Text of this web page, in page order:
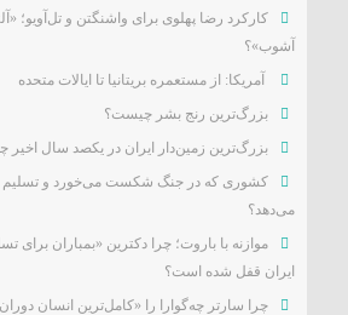
کارکرد رضا پهلوی برای واشنگتن و تل‌آویو؛
آشوب»؟
آمریکا: از مستعمره بریتانیا تا ایالات متحده
بزرگ‌ترین رنج بشر چیست؟
بزرگ‌ترین زمین‌دار ایران در یکصد سال اخیر
کشوری که در جنگ شکست می‌خورد و تسلیم
می‌دهد؟
موازنه با باروت؛ چرا دکترین «بمباران برای
ایران قفل شده است؟
چرا سارتر چه‌گوارا را «کامل‌ترین انسان